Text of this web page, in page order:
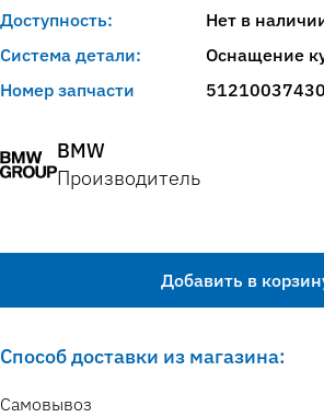
Доступность:
Нет в
Система детали:
Оснащение
Номер запчасти
51210037430
BMW
Производитель
Добавить в
Способ доставки из магазина:
Самовывоз